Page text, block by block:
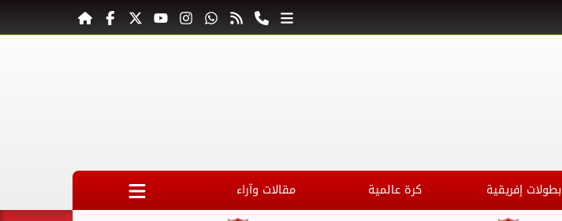
بطولات إفريقية كرة عالمية
مقالات وآراء